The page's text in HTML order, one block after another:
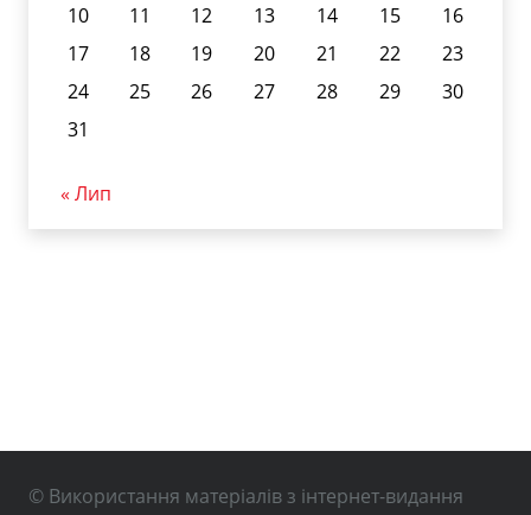
10
11 12 13 14 15
16
17
18 19 20 21 22
23
24
25 26 27 28 29
30
31
« Лип
© Використання матеріалів з інтернет-видання